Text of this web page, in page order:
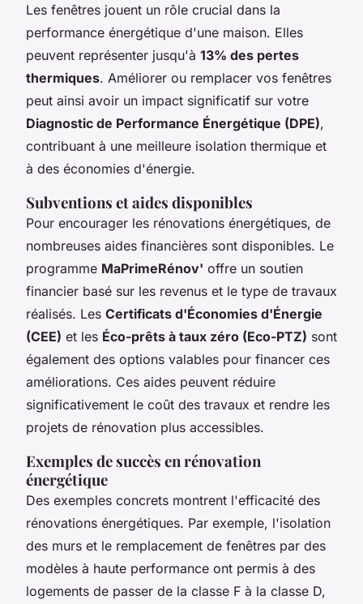
Les fenêtres jouent un rôle crucial dans la
performance énergétique d'une maison. Elles
peuvent représenter jusqu'à 13% des pertes
thermiques. Améliorer ou remplacer vos fenêtres
peut ainsi avoir un impact significatif sur votre
Diagnostic de Performance Énergétique (DPE),
contribuant à une meilleure isolation thermique et
à des économies d'énergie.
Subventions et aides disponibles
Pour encourager les rénovations énergétiques, de
nombreuses aides financières sont disponibles. Le
programme MaPrimeRénov' offre un soutien
financier basé sur les revenus et le type de travaux
réalisés. Les Certificats d'Économies d'Énergie
(CEE) et les Éco-prêts à taux zéro (Eco-PTZ) sont
également des options valables pour financer ces
améliorations. Ces aides peuvent réduire
significativement le coût des travaux et rendre les
projets de rénovation plus accessibles.
Exemples de succès en rénovation
énergétique
Des exemples concrets montrent l'efficacité des
rénovations énergétiques. Par exemple, l'isolation
des murs et le remplacement de fenêtres par des
modèles à haute performance ont permis à des
logements de passer de la classe F à la classe D,